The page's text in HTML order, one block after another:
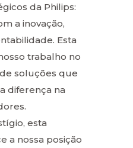
da Philips:
a inovação,
Esta
trabalho no
soluções que
diferença na
esta
a nossa posição